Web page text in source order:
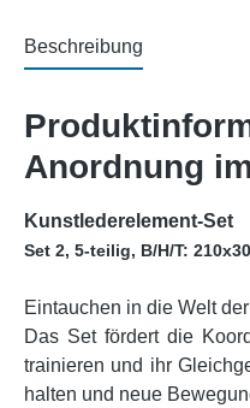
Beschreibung
Anordnung
Kunstlederelement-Set
Set 2, 5-teilig, B/H/T:
Eintauchen in die Welt
Das Set fördert die
trainieren und ihr
halten und neue